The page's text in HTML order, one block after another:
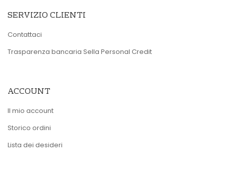
SERVIZIO CLIENTI
Contattaci
Trasparenza bancaria Sella Personal Credit
ACCOUNT
Il mio account
Storico ordini
Lista dei desideri